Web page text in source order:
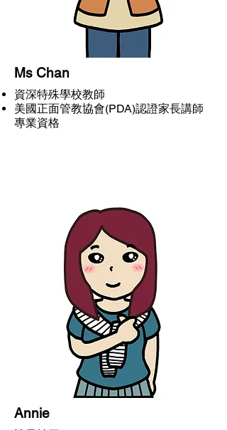
Ms Chan
資深特殊學校教師
​美國正面管教協會(PDA)認證家長講師
專業資格
Annie